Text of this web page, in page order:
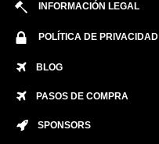
INFORMACIÓN LEGAL
POLÍTICA DE PRIVACIDAD
BLOG
PASOS DE COMPRA
SPONSORS